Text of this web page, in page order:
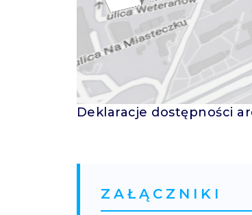
Deklaracje dostępności
ZAŁĄCZNIKI